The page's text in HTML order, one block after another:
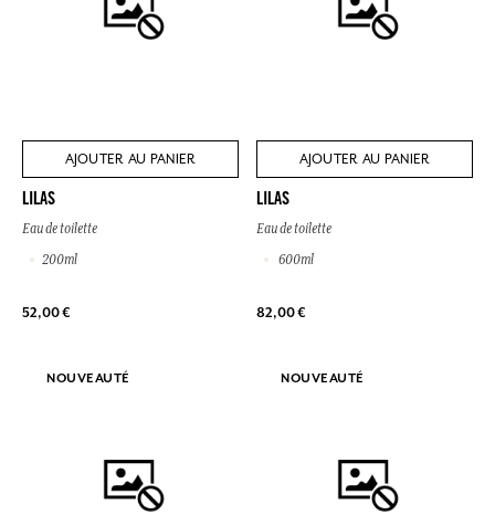
AJOUTER AU PANIER
LILAS
Eau de toilette
200ml
52,00 €
AJOUTER AU PANIER
LILAS
Eau de toilette
600ml
82,00 €
NOUVEAUTÉ NOUVEAUTÉ